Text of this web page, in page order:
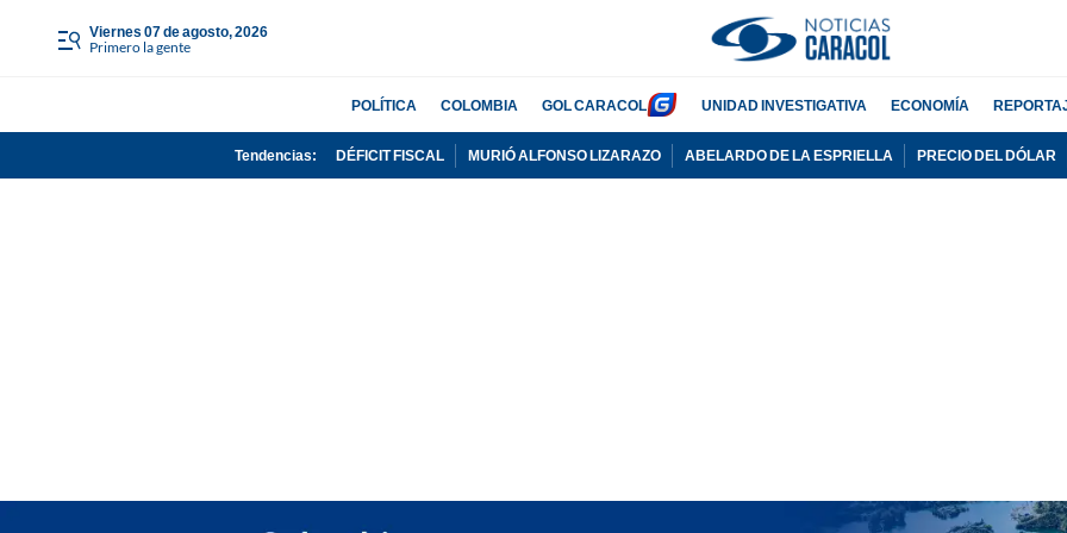
viernes 07 de agosto, 2026
Primero la gente
POLÍTICA COLOMBIA GOL CARACOL UNIDAD INVESTIGATIVA ECONOMÍA
Tendencias: DÉFICIT FISCAL MURIÓ ALFONSO LIZARAZO ABELARDO DE LA ESPRIELLA PRECIO DEL DÓLAR